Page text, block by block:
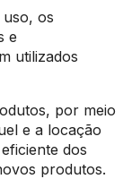
os
e
utilizados
por meio
e a locação
dos
produtos.